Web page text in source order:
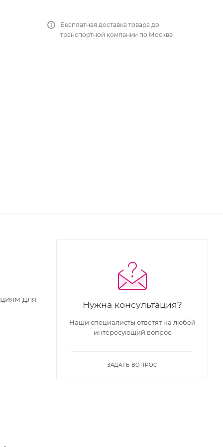
Бесплатная доставка товара до
транспортной компании по Москве
для
Нужна консультация?
Наши специалисты ответят на любой
интересующий вопрос
ЗАДАТЬ ВОПРОС